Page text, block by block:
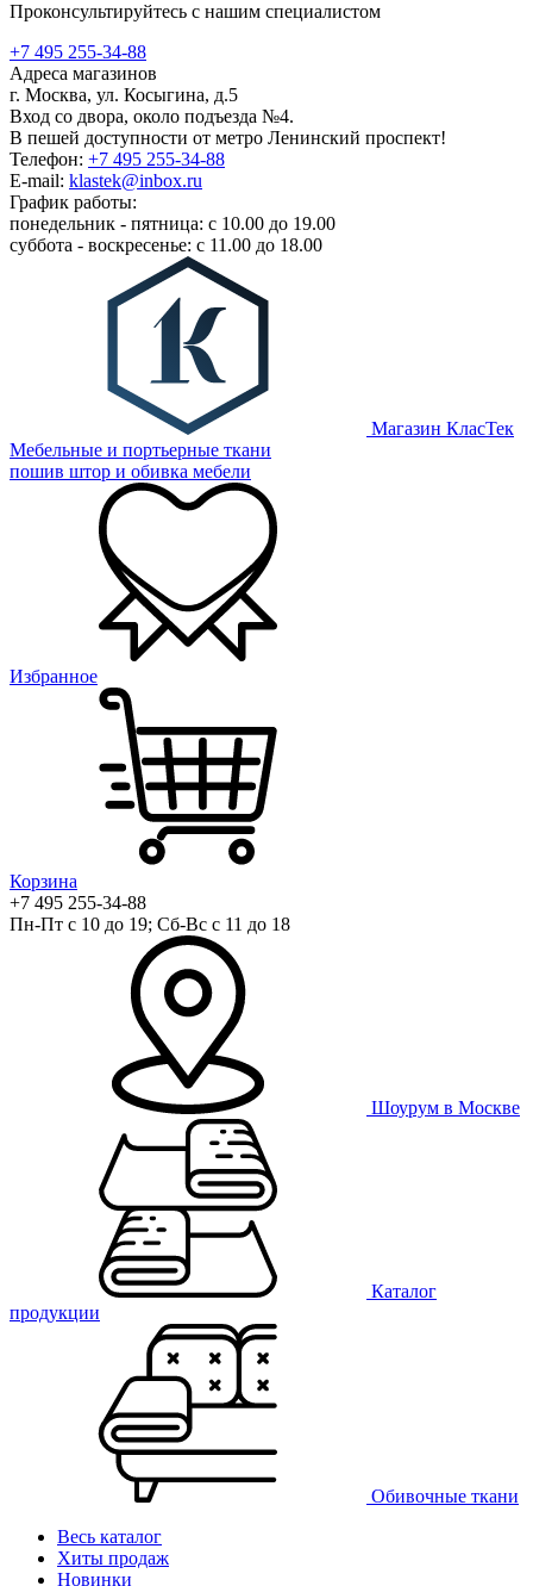
Проконсультируйтесь с нашим специалистом
+7 495 255-34-88
Адреса магазинов
г. Москва, ул. Косыгина, д.5
Вход со двора, около подъезда №4.
В пешей доступности от метро Ленинский проспект!
Телефон: +7 495 255-34-88
E-mail: klastek@inbox.ru
График работы:
понедельник - пятница: с 10.00 до 19.00
суббота - воскресенье: с 11.00 до 18.00
Магазин КласТек
Мебельные и портьерные ткани
пошив штор и обивка мебели
Избранное
Корзина
+7 495 255-34-88
Пн-Пт с 10 до 19; Сб-Вс с 11 до 18
Шоурум в Москве
Каталог
продукции
Обивочные ткани
Весь каталог
Хиты продаж
Новинки